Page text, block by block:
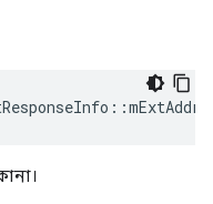
::mExtAddr